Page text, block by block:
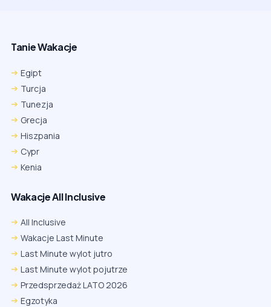
Tanie Wakacje
Egipt
Turcja
Tunezja
Grecja
Hiszpania
Cypr
Kenia
Wakacje All Inclusive
All Inclusive
Wakacje Last Minute
Last Minute wylot jutro
Last Minute wylot pojutrze
Przedsprzedaż LATO 2026
Egzotyka